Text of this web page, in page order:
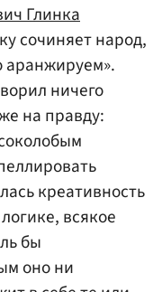
Глинка
сочиняет народ,
аранжируем».
ничего
на правду:
креативность
всякое
бы
оно ни